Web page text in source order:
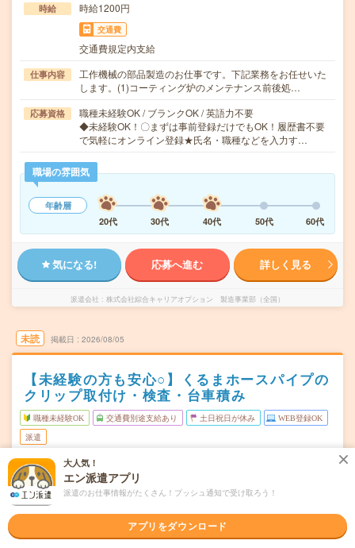
時給 時給1200円
交通費
交通費規定内支給
仕事内容
工作機械の部品製造のお仕事です。下記業務をお任せいた
します。(1)コーティング炉のメンテナンス前後処…
応募資格
職種未経験OK / ブランクOK / 英語力不要
◆未経験OK！〇まずは事前登録だけでもOK！履歴書不要
で気軽にオンライン登録★氏名・職種などを入力す…
職場の雰囲気
年齢層
20代
30代 40代 50代 60代
気になる! 応募へ進む 詳しく見る
派遣会社 株式会社綜合キャリアオプション 製造事業部（全国）
未読 掲載日 2026/08/05
【未経験の方も安心○】くるまホースパイプの
クリップ取付け・検査・台車積み
職種未経験OK 交通費別途支給あり 土日祝日が休み WEB登録OK
派遣
勤務地
三重県鈴鹿市
鈴鹿サーキット稲生駅から車20分
曜日頻度
08:30～17:00
大人気！
エン派遣アプリ
派遣のお仕事情報がたくさん！プッシュ通知で受け取ろう！
アプリをダウンロード